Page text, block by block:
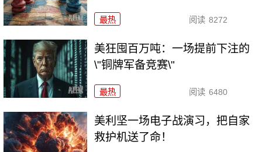
最热 阅读 8272
美狂囤百万吨：一场提前下注的
\"铜牌军备竞赛\"
最热 阅读 6480
美利坚一场电子战演习，把自家
救护机送了命！